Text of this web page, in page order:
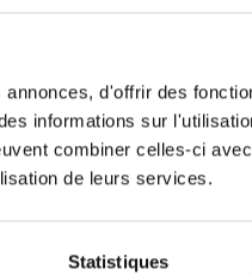
d'offrir des
informations sur
combiner celles-ci
de leurs services.
Statistiques
votre
un excès de vitesse
un conducteur